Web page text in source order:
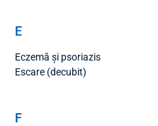
E
Eczemă și psoriazis
Escare (decubit)
F